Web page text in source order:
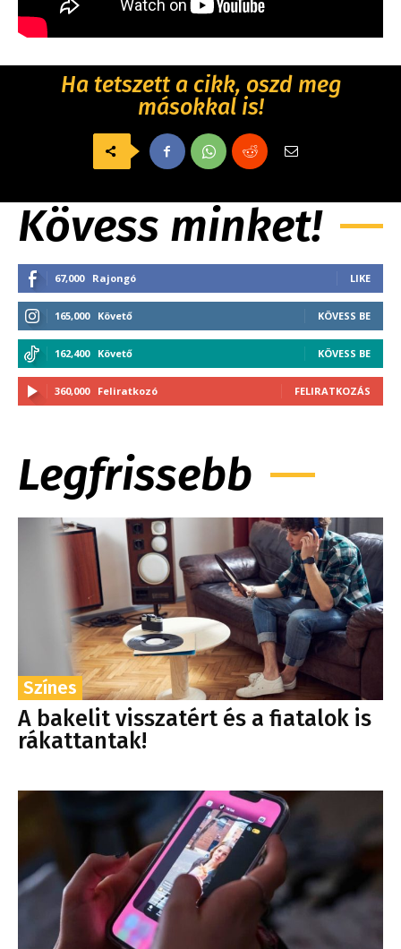
Ha tetszett a cikk, oszd meg
másokkal is!
Kövess minket!
67,000 Rajongó LIKE
165,000 Követő KÖVESS BE
162,400 Követő KÖVESS BE
360,000 Feliratkozó FELIRATKOZÁS
Legfrissebb
Színes
A bakelit visszatért és a fiatalok is
rákattantak!